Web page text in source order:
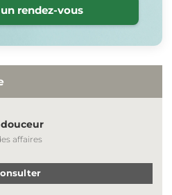
rendez-vous
affaires